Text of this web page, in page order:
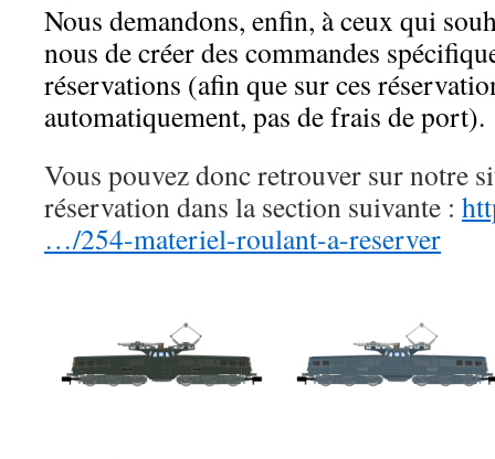
Nous demandons, enfin, à ceux qui
nous de créer des commandes
réservations (afin que sur ces
automatiquement, pas de frais de port).
Vous pouvez donc retrouver sur notre
réservation dans la section suivante :
…/254-materiel-roulant-a-reserver